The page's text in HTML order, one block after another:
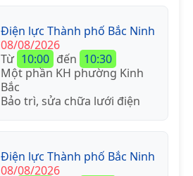
Điện lực Thành phố Bắc Ninh
08/08/2026
Từ 10:00 đến 10:30
Một phần KH phường Kinh
Bắc
Bảo trì, sửa chữa lưới điện
Điện lực Thành phố Bắc Ninh
08/08/2026